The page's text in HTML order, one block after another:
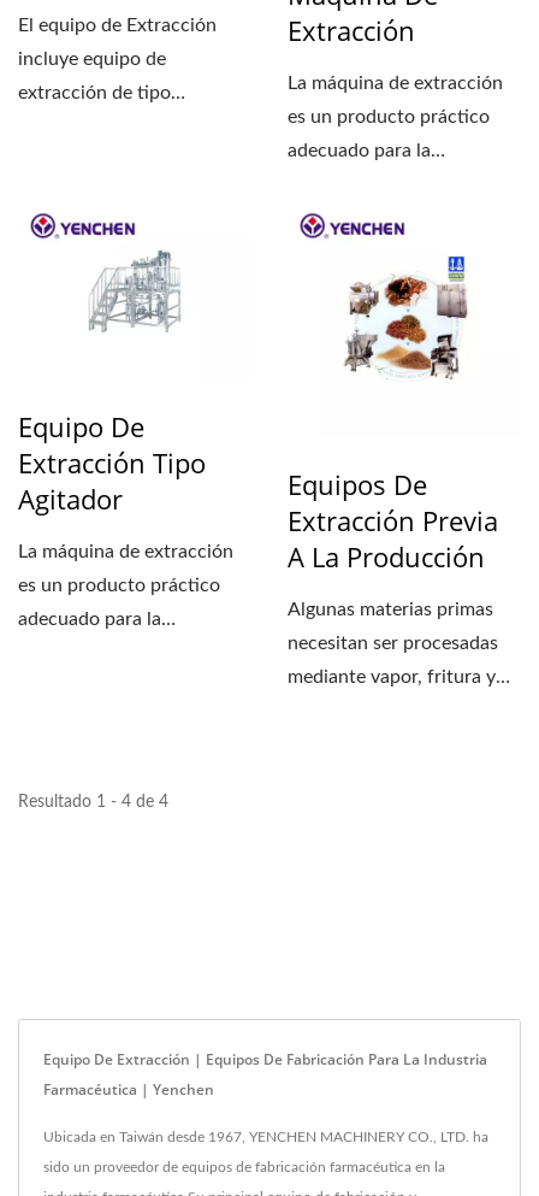
El equipo de Extracción
incluye equipo de
extracción de tipo
Extracción
La máquina de extracción
es un producto práctico
adecuado para la
medicamentos....
Equipo De
Extracción Tipo
Agitador
La máquina de extracción
es un producto práctico
adecuado para la
Equipos De
Extracción Previa
A La Producción
Algunas materias primas
necesitan ser procesadas
mediante vapor, fritura y
Resultado 1 - 4 de 4
Equipo De Extracción | Equipos De Fabricación Para La Industria
Farmacéutica | Yenchen
Ubicada en Taiwán desde 1967, YENCHEN MACHINERY CO., LTD. ha
sido un proveedor de equipos de fabricación farmacéutica en la